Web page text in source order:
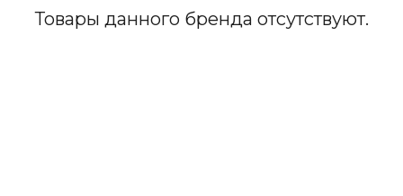
Товары данного бренда отсутствуют.